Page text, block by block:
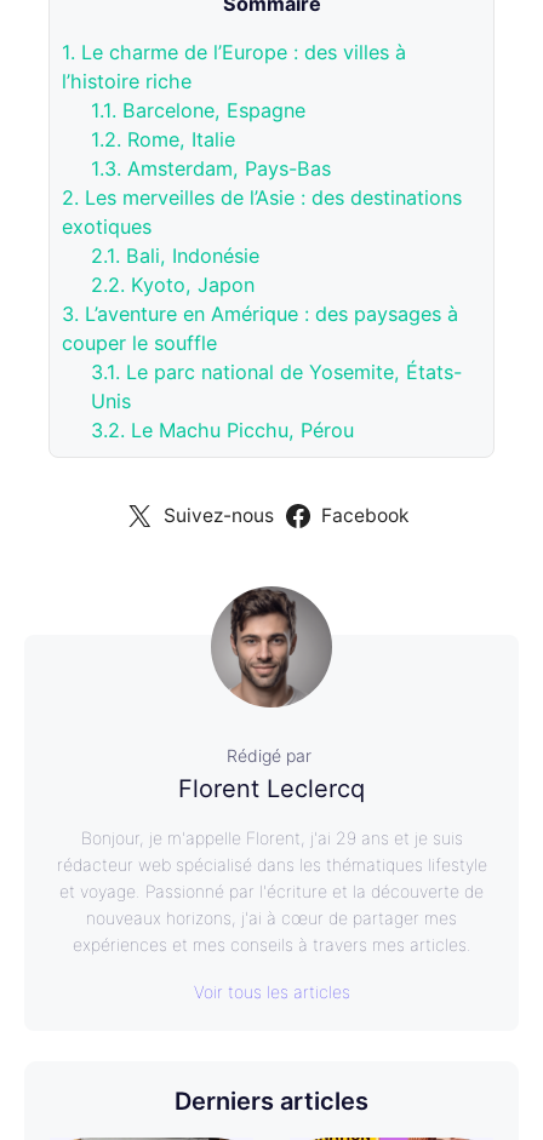
1. Le charme de l’Europe : des villes à
l’histoire riche
1.1. Barcelone, Espagne
1.2. Rome, Italie
1.3. Amsterdam, Pays-Bas
2. Les merveilles de l’Asie : des destinations
exotiques
2.1. Bali, Indonésie
2.2. Kyoto, Japon
3. L’aventure en Amérique : des paysages à
couper le souffle
3.1. Le parc national de Yosemite, États-
Unis
3.2. Le Machu Picchu, Pérou
Suivez-nous Facebook
Rédigé par
Florent Leclercq
Bonjour, je m'appelle Florent, j'ai 29 ans et je suis
rédacteur web spécialisé dans les thématiques lifestyle
et voyage. Passionné par l'écriture et la découverte de
nouveaux horizons, j'ai à cœur de partager mes
expériences et mes conseils à travers mes articles.
Voir tous les articles
Derniers articles